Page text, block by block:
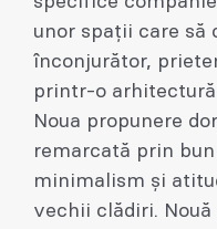
unor spații care să
înconjurător,
printr-o
Noua propunere
remarcată prin
minimalism și
vechii clădiri.